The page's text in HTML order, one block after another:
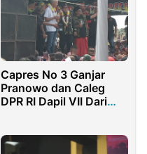
Capres No 3 Ganjar
Pranowo dan Caleg
DPR RI Dapil VII Dari
Warga Karawang